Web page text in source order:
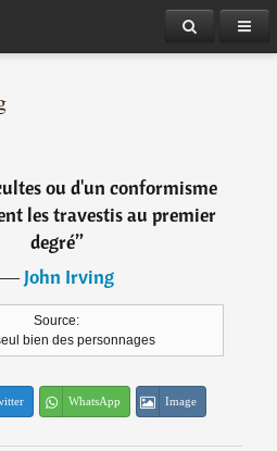
ou d'un conformisme
les travestis au premier
degré”
―John Irving
Source:
bien des personnages
WhatsApp Image